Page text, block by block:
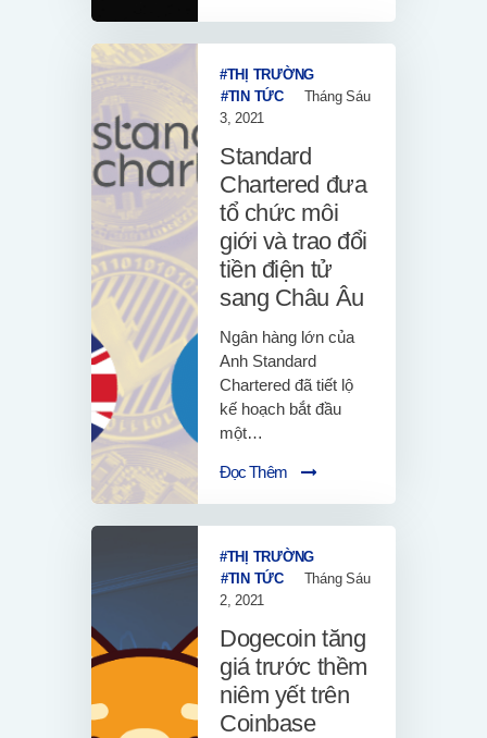
THỊ TRƯỜNG
TIN TỨC
Tháng Sáu
3, 2021
Standard
Chartered đưa
tổ chức môi
giới và trao đổi
tiền điện tử
sang Châu Âu
Ngân hàng lớn của
Anh Standard
Chartered đã tiết lộ
kế hoạch bắt đầu
một…
Đọc Thêm
THỊ TRƯỜNG
TIN TỨC
Tháng Sáu
2, 2021
Dogecoin tăng
giá trước thềm
niêm yết trên
Coinbase